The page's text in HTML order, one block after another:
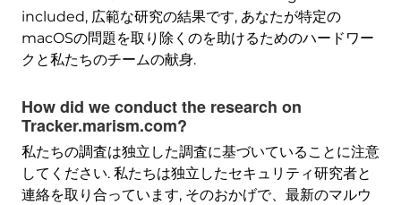
included, 広範な研究の結果です, あなたが特定の
macOSの問題を取り除くのを助けるためのハードワー
クと私たちのチームの献身.
How did we conduct the research on
Tracker.marism.com?
私たちの調査は独立した調査に基づいていることに注意
してください. 私たちは独立したセキュリティ研究者と
連絡を取り合っています, そのおかげで、最新のマルウ